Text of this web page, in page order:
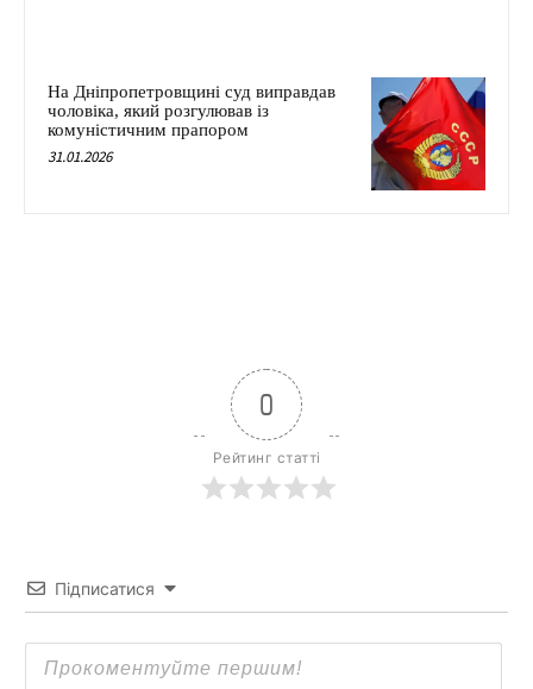
На Дніпропетровщині суд виправдав
чоловіка, який розгулював із
комуністичним прапором
31.01.2026
0
Рейтинг статті
Підписатися